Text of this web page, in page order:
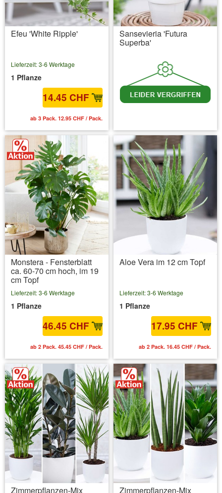
Efeu 'White Ripple'
Lieferzeit: 3-6 Werktage
1 Pflanze
14.45 CHF
ab 3 Pack. 12.95 CHF / Pack.
Sansevieria 'Futura
Superba'
Monstera - Fensterblatt
ca. 60-70 cm hoch, im 19
cm Topf
Lieferzeit: 3-6 Werktage
1 Pflanze
46.45 CHF
ab 2 Pack. 45.45 CHF / Pack.
Aloe Vera im 12 cm Topf
Lieferzeit: 3-6 Werktage
1 Pflanze
17.95 CHF
ab 2 Pack. 16.45 CHF / Pack.
Zimmerpflanzen-Mix Zimmerpflanzen-Mix